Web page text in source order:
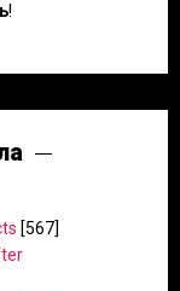
!
[567]